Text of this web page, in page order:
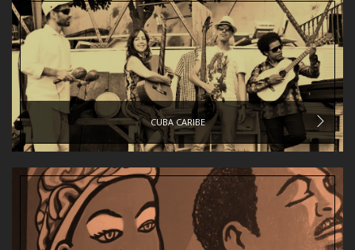
CUBA CARIBE